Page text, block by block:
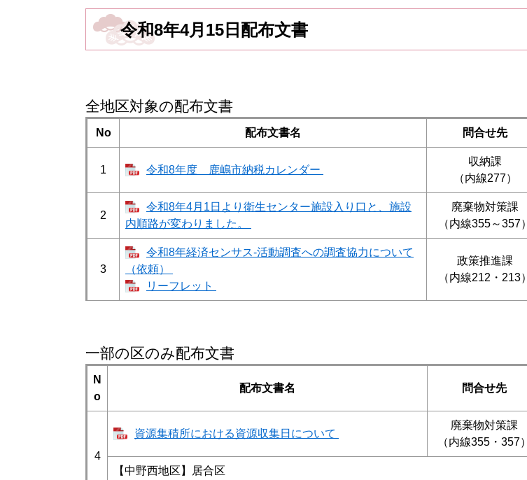
令和8年4月15日配布文書
全地区対象の配布文書
No 配布文書名 問合せ先
1 令和8年度 鹿嶋市納税カレンダー
収納課
（内線277）
2
令和8年4月1日より衛生センター施設入り口と、施設
内順路が変わりました。
廃棄物対策課
（内線355～357）
3
令和8年経済センサス-活動調査への調査協力について
（依頼）
リーフレット
政策推進課
（内線212・213）
一部の区のみ配布文書
N
o
配布文書名 問合せ先
4
資源集積所における資源収集日について
廃棄物対策課
（内線355・357）
【中野西地区】居合区